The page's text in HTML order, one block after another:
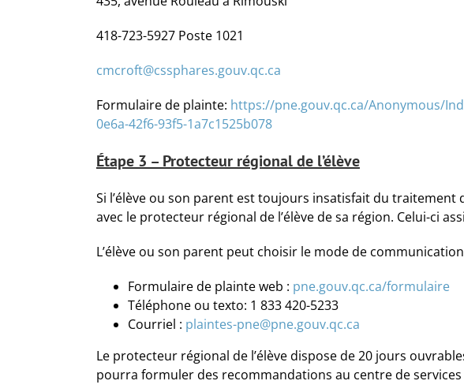
418-723-5927 Poste 1021
cmcroft@cssphares.gouv.qc.ca
Formulaire de plainte: https://pne.gouv.qc.ca/Anonymous/
0e6a-42f6-93f5-1a7c1525b078
Étape 3 – Protecteur régional de l’élève
Si l’élève ou son parent est toujours insatisfait du
avec le protecteur régional de l’élève de sa région. Celui-ci
L’élève ou son parent peut choisir le mode de
Formulaire de plainte web : pne.gouv.qc.ca/formulaire
Téléphone ou texto: 1 833 420-5233
Courriel : plaintes-pne@pne.gouv.qc.ca
Le protecteur régional de l’élève dispose de 20 jours
pourra formuler des recommandations au centre de services